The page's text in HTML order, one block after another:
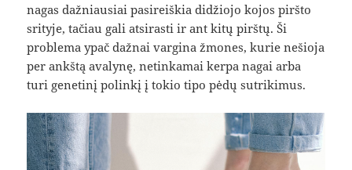
nagas dažniausiai pasireiškia didžiojo kojos piršto
srityje, tačiau gali atsirasti ir ant kitų pirštų. Ši
problema ypač dažnai vargina žmones, kurie nešioja
per ankštą avalynę, netinkamai kerpa nagai arba
turi genetinį polinkį į tokio tipo pėdų sutrikimus.